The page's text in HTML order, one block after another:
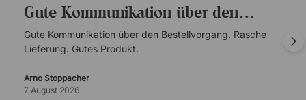
Gute Kommunikation über den…
Gute Kommunikation über den Bestellvorgang. Rasche
Lieferung. Gutes Produkt.
Arno Stoppacher
7 August 2026